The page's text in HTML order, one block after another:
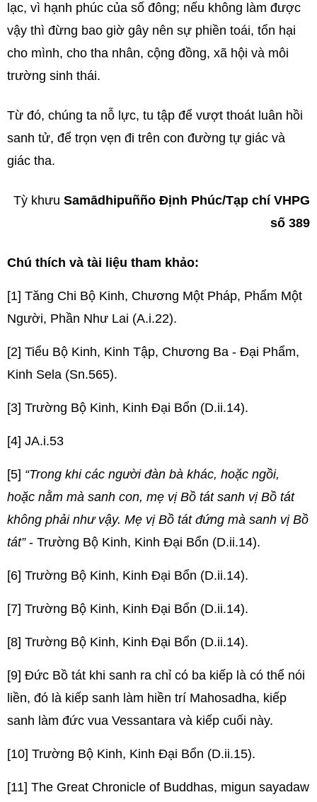
lạc, vì hạnh phúc của số đông; nếu không làm được
vậy thì đừng bao giờ gây nên sự phiền toái, tổn hại
cho mình, cho tha nhân, cộng đồng, xã hội và môi
trường sinh thái.
Từ đó, chúng ta nỗ lực, tu tập để vượt thoát luân hồi
sanh tử, để trọn vẹn đi trên con đường tự giác và
giác tha.
Tỳ khưu Samādhipuñño Định Phúc/Tạp chí VHPG
số 389
Chú thích và tài liệu tham khảo:
[1] Tăng Chi Bộ Kinh, Chương Một Pháp, Phẩm Một
Người, Phần Như Lai (A.i.22).
[2] Tiểu Bộ Kinh, Kinh Tập, Chương Ba - Đại Phẩm,
Kinh Sela (Sn.565).
[3] Trường Bộ Kinh, Kinh Đại Bổn (D.ii.14).
[4] JA.i.53
[5] “Trong khi các người đàn bà khác, hoặc ngồi,
hoặc nằm mà sanh con, mẹ vị Bồ tát sanh vị Bồ tát
không phải như vậy. Mẹ vị Bồ tát đứng mà sanh vị Bồ
tát”- Trường Bộ Kinh, Kinh Đại Bổn (D.ii.14).
[6] Trường Bộ Kinh, Kinh Đại Bổn (D.ii.14).
[7] Trường Bộ Kinh, Kinh Đại Bổn (D.ii.14).
[8] Trường Bộ Kinh, Kinh Đại Bổn (D.ii.14).
[9] Đức Bồ tát khi sanh ra chỉ có ba kiếp là có thể nói
liền, đó là kiếp sanh làm hiền trí Mahosadha, kiếp
sanh làm đức vua Vessantara và kiếp cuối này.
[10] Trường Bộ Kinh, Kinh Đại Bổn (D.ii.15).
[11] The Great Chronicle of Buddhas, migun sayadaw